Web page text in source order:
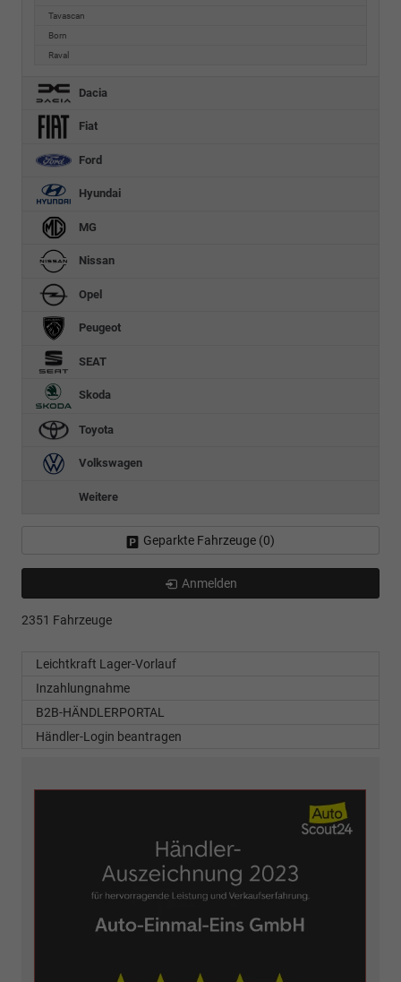
Tavascan
Born
Raval
Dacia
Fiat
Ford
Hyundai
MG
Nissan
Opel
Peugeot
SEAT
Skoda
Toyota
Volkswagen
Weitere
Geparkte Fahrzeuge (0)
Anmelden
2351 Fahrzeuge
Leichtkraft Lager-Vorlauf
Inzahlungnahme
B2B-HÄNDLERPORTAL
Händler-Login beantragen